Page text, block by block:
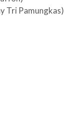
Tri Pamungkas)